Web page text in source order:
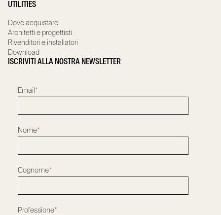
UTILITIES
Dove acquistare
Architetti e progettisti
Rivenditori e installatori
Download
ISCRIVITI ALLA NOSTRA NEWSLETTER
Email*
Nome*
Cognome*
Professione*